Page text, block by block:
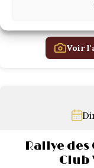
Voir
Rallye
Club